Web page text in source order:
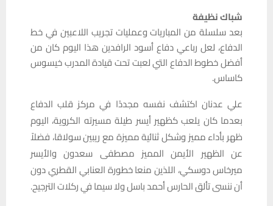
شباك نظيفة
بعد سلسلة من المباريات وعمليات تجريب اللاعبين في خط
الدفاع، لعل رباعي دفاع أسود الرافدين هذا اليوم كان من
أفضل خطوط الدفاع التي لعبت تحت قيادة المدرب خيسوس
كاساس.
علي عدنان اكتشف نفسه مجددًا في مركز قلب الدفاع
بعدما كان يلعب كظهير أيسر طيلة مسيرته الكروية، اليوم
ظهر بأداء مميز وشكل ثنائية مميزة مع ريبين سولاقا، فضلاً
عن الظهير الأيمن المميز مصطفى سعدون والأيسر
ميرخاس دوسكي، اللذين منعا خطورة العنابي القطري دون
أن ننسى تألق الحارس أحمد باسل ولا سيما في ركلات الترجيح.